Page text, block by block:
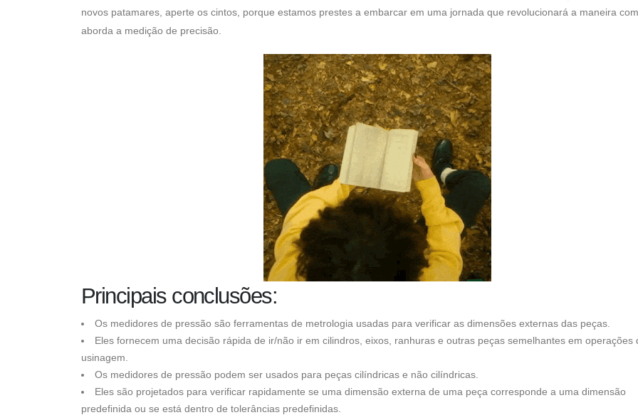
novos patamares, aperte os cintos, porque estamos prestes a embarcar em uma jornada que revolucionará a maneira
aborda a medição de precisão.
Principais conclusões:
Os medidores de pressão são ferramentas de metrologia usadas para verificar as dimensões externas das peças.
Eles fornecem uma decisão rápida de ir/não ir em cilindros, eixos, ranhuras e outras peças semelhantes em operações
usinagem.
Os medidores de pressão podem ser usados ​​para peças cilíndricas e não cilíndricas.
Eles são projetados para verificar rapidamente se uma dimensão externa de uma peça corresponde a uma dimensão
predefinida ou se está dentro de tolerâncias predefinidas.